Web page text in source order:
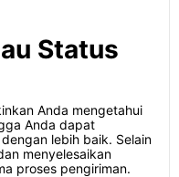
Status
Anda mengetahui
Anda dapat
lebih baik. Selain
menyelesaikan
proses pengiriman.